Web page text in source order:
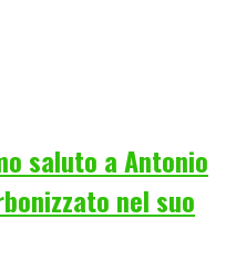
saluto a Antonio
nel suo